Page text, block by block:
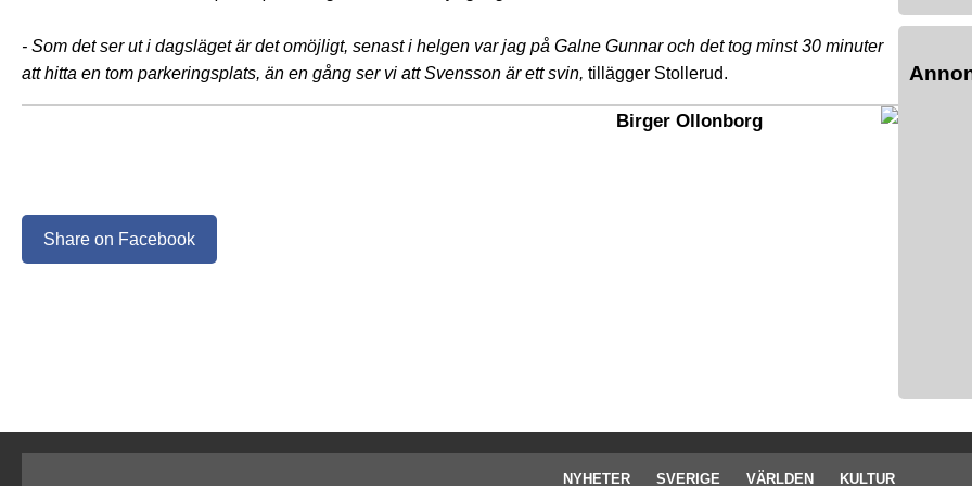
- Som det ser ut i dagsläget är det omöjligt, senast i helgen var jag på Galne Gunnar och det tog minst 30 minuter
att hitta en tom parkeringsplats, än en gång ser vi att Svensson är ett svin, tillägger Stollerud.
Birger Ollonborg
Share on Facebook
NYHETER SVERIGE VÄRLDEN KULTUR